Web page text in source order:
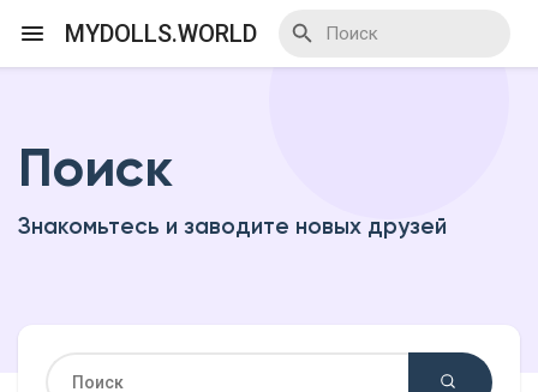
MYDOLLS.WORLD
Я организатор
Поиск
Знакомьтесь и заводите новых друзей